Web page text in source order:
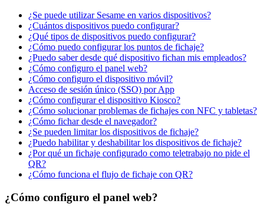
¿Se puede utilizar Sesame en varios dispositivos?
¿Cuántos dispositivos puedo configurar?
¿Qué tipos de dispositivos puedo configurar?
¿Cómo puedo configurar los puntos de fichaje?
¿Puedo saber desde qué dispositivo fichan mis empleados?
¿Cómo configuro el panel web?
¿Cómo configuro el dispositivo móvil?
Acceso de sesión único (SSO) por App
¿Cómo configurar el dispositivo Kiosco?
¿Cómo solucionar problemas de fichajes con NFC y tabletas?
¿Cómo fichar desde el navegador?
¿Se pueden limitar los dispositivos de fichaje?
¿Puedo habilitar y deshabilitar los dispositivos de fichaje?
¿Por qué un fichaje configurado como teletrabajo no pide el
QR?
¿Cómo funciona el flujo de fichaje con QR?
¿Cómo configuro el panel web?